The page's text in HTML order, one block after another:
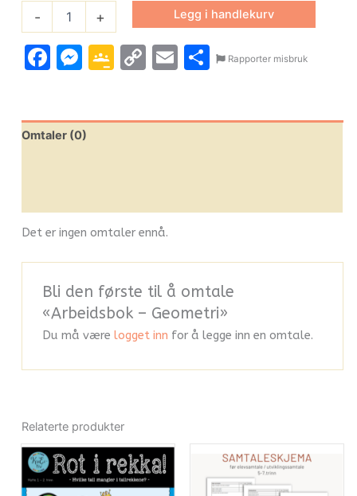
- + Legg i handlekurv
Facebook
Messenger
Google
CopyEmailShare
Rapporter misbruk
Omtaler (0)
Det er ingen omtaler ennå.
Bli den første til å omtale
«Arbeidsbok – Geometri»
Du må være logget inn for å legge inn en omtale.
Relaterte produkter